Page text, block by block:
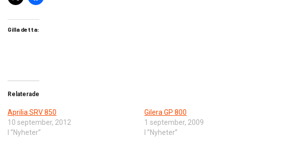
Gilla detta:
Relaterade
Aprilia SRV 850
10 september, 2012
I ”Nyheter”
Gilera GP 800
1 september, 2009
I ”Nyheter”